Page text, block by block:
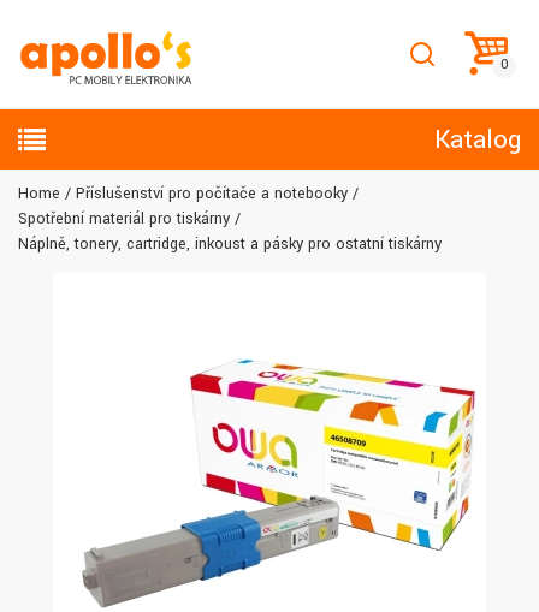
Katalog
Home
Příslušenství pro počítače a notebooky
Spotřební materiál pro tiskárny
Náplně, tonery, cartridge, inkoust a pásky pro ostatní tiskárny